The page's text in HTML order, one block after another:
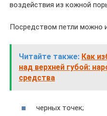
воздействия из кожной
Посредством петли можно
Читайте также: Как
над верхней губой:
средства
черных точек;